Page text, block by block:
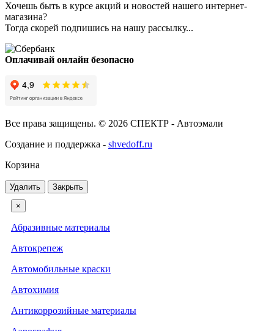
Хочешь быть в курсе акций и новостей нашего интернет-
магазина?
Тогда скорей подпишись на нашу рассылку...
Оплачивай онлайн безопасно
Все права защищены. © 2026 СПЕКТР - Автоэмали
Создание и поддержка - shvedoff.ru
Корзина
Удалить Закрыть
×
Абразивные материалы
Автокрепеж
Автомобильные краски
Автохимия
Антикоррозийные материалы